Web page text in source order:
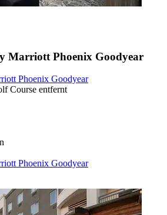
Marriott Phoenix Goodyear
Phoenix Goodyear
Course entfernt
Phoenix Goodyear